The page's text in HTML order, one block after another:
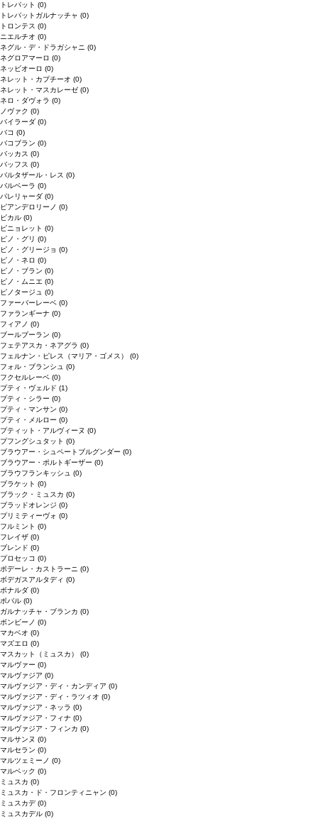
トレパット (0)
トレパットガルナッチャ (0)
トロンテス (0)
ニエルチオ (0)
ネグル・デ・ドラガシャニ (0)
ネグロアマーロ (0)
ネッビオーロ (0)
ネレット・カプチーオ (0)
ネレット・マスカレーゼ (0)
ネロ・ダヴォラ (0)
ノヴァク (0)
バイラーダ (0)
バコ (0)
バコブラン (0)
バッカス (0)
バッフス (0)
バルタザール・レス (0)
バルベーラ (0)
パレリャーダ (0)
ピアンデロリーノ (0)
ビカル (0)
ピニョレット (0)
ピノ・グリ (0)
ピノ・グリージョ (0)
ピノ・ネロ (0)
ピノ・ブラン (0)
ピノ・ムニエ (0)
ピノタージュ (0)
ファーバーレーベ (0)
ファランギーナ (0)
フィアノ (0)
ブールブーラン (0)
フェテアスカ・ネアグラ (0)
フェルナン・ピレス（マリア・ゴメス） (0)
フォル・ブランシュ (0)
フクセルレーベ (0)
プティ・ヴェルド (1)
プティ・シラー (0)
プティ・マンサン (0)
プティ・メルロー (0)
プティット・アルヴィーヌ (0)
プフングシュタット (0)
ブラウアー・シュペートブルグンダー (0)
ブラウアー・ポルトギーザー (0)
ブラウフランキッシュ (0)
ブラケット (0)
ブラック・ミュスカ (0)
ブラッドオレンジ (0)
プリミティーヴォ (0)
フルミント (0)
フレイザ (0)
ブレンド (0)
プロセッコ (0)
ポデーレ・カストラーニ (0)
ボデガスアルタディ (0)
ボナルダ (0)
ボバル (0)
ガルナッチャ・ブランカ (0)
ボンビーノ (0)
マカベオ (0)
マズエロ (0)
マスカット（ミュスカ） (0)
マルヴァー (0)
マルヴァジア (0)
マルヴァジア・ディ・カンディア (0)
マルヴァジア・ディ・ラツィオ (0)
マルヴァジア・ネッラ (0)
マルヴァジア・フィナ (0)
マルヴァジア・フィンカ (0)
マルサンヌ (0)
マルセラン (0)
マルツェミーノ (0)
マルベック (0)
ミュスカ (0)
ミュスカ・ド・フロンティニャン (0)
ミュスカデ(0)
ミュスカデル (0)